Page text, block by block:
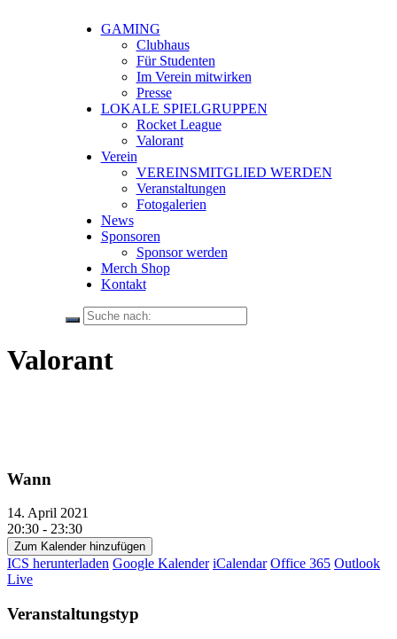
GAMING
Clubhaus
Für Studenten
Im Verein mitwirken
Presse
LOKALE SPIELGRUPPEN
Rocket League
Valorant
Verein
VEREINSMITGLIED WERDEN
Veranstaltungen
Fotogalerien
News
Sponsoren
Sponsor werden
Merch Shop
Kontakt
Valorant
Wann
14. April 2021
20:30 - 23:30
Zum Kalender hinzufügen
ICS herunterladen Google Kalender iCalendar Office 365 Outlook
Live
Veranstaltungstyp